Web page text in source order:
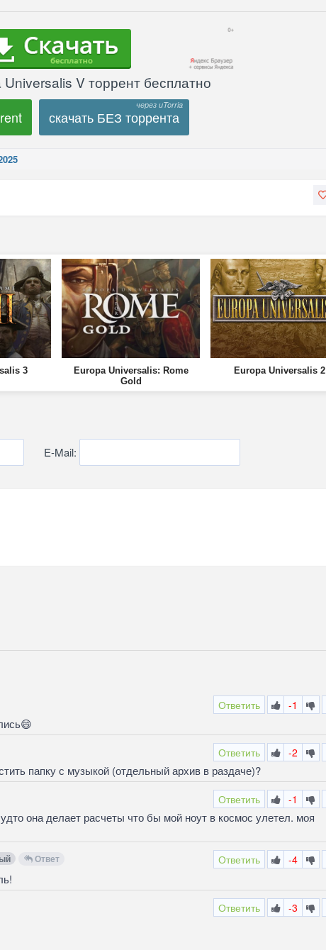
V торрент бесплатно
скачать БЕЗ торрента
3
Europa Universalis: Rome
Gold
Europa Universalis 2
E-Mail:
Ответить -1
Ответить -2
папку с музыкой (отдельный архив в раздаче)?
Ответить -1
она делает расчеты что бы мой ноут в космос улетел. моя
Ответить -4
Ответ
Ответить -3